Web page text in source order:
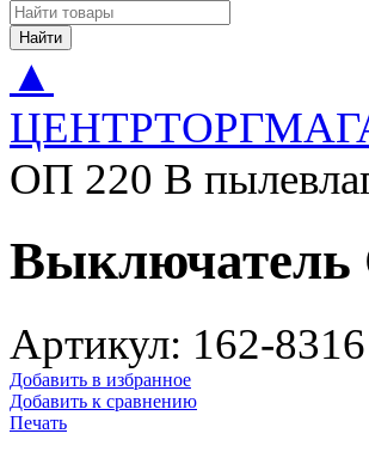
Найти
▲
ОП 220 В
Артикул: 162-8316
Добавить в избранное
Добавить к сравнению
Печать